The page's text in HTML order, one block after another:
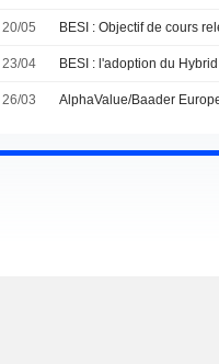
20/05 BESI : Objectif de cours
23/04 BESI : l'adoption du
26/03